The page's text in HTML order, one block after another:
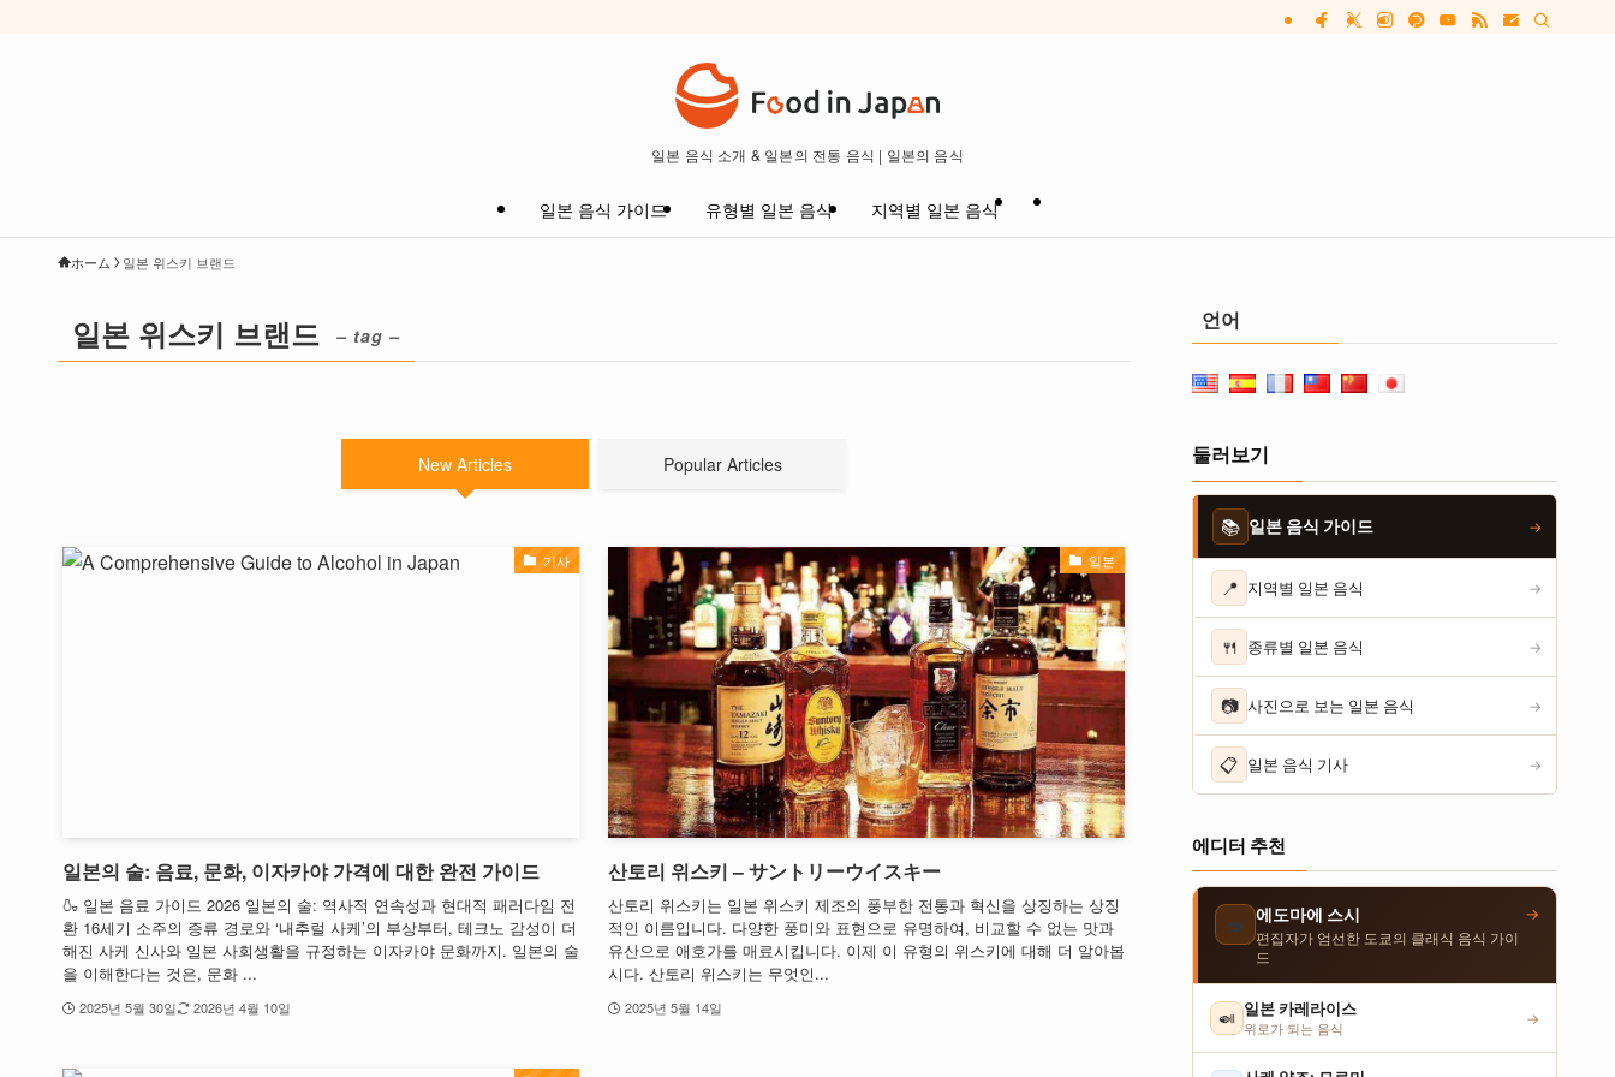
일본 음식 소개 & 일본의 전통 음식 | 일본의 음식
일본 음식 가이드 유형별 일본 음식 지역별 일본 음식
ホーム 일본 위스키 브랜드
일본 위스키 브랜드 – tag –
New Articles Popular Articles
기사
일본의 술: 음료, 문화, 이자카야 가격에 대한 완전 가이드
🍶 일본 음료 가이드 2026 일본의 술: 역사적 연속성과 현대적 패러다임 전
환 16세기 소주의 증류 경로와 ‘내추럴 사케’의 부상부터, 테크노 감성이 더
해진 사케 신사와 일본 사회생활을 규정하는 이자카야 문화까지. 일본의 술
을 이해한다는 것은, 문화 ...
2025년 5월 30일 2026년 4월 10일
일본
산토리 위스키 – サントリーウイスキー
산토리 위스키는 일본 위스키 제조의 풍부한 전통과 혁신을 상징하는 상징
적인 이름입니다. 다양한 풍미와 표현으로 유명하여, 비교할 수 없는 맛과
유산으로 애호가를 매료시킵니다. 이제 이 유형의 위스키에 대해 더 알아봅
시다. 산토리 위스키는 무엇인...
2025년 5월 14일
언어
둘러보기
📚 일본 음식 가이드 →
📍 지역별 일본 음식 →
🍴 종류별 일본 음식 →
📷 사진으로 보는 일본 음식 →
📋 일본 음식 기사 →
에디터 추천
🍣 에도마에 스시
편집자가 엄선한 도쿄의 클래식 음식 가이
드
→
🍛 일본 카레라이스
위로가 되는 음식
→